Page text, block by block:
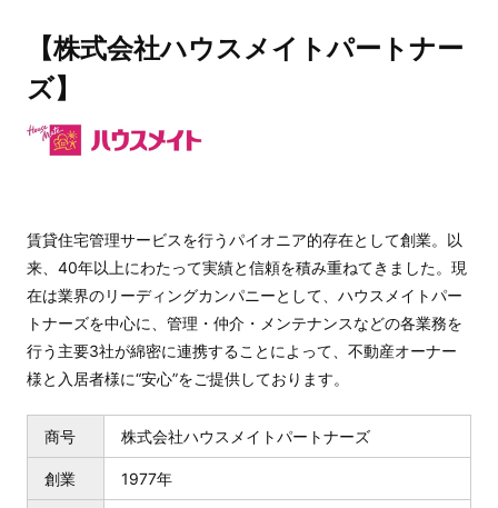
【株式会社ハウスメイトパートナー
ズ】
賃貸住宅管理サービスを行うパイオニア的存在として創業。以
来、40年以上にわたって実績と信頼を積み重ねてきました。現
在は業界のリーディングカンパニーとして、ハウスメイトパー
トナーズを中心に、管理・仲介・メンテナンスなどの各業務を
行う主要3社が綿密に連携することによって、不動産オーナー
様と入居者様に“安心”をご提供しております。
商号 株式会社ハウスメイトパートナーズ
創業 1977年